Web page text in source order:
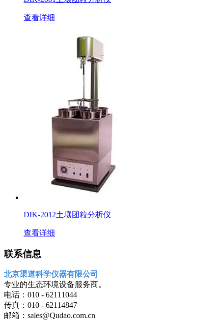
查看详细
DIK-2012土壤团粒分析仪
查看详细
联系信息
北京渠道科学仪器有限公司
专业的生态环境设备服务商。
电话：010 - 62111044
传真：010 - 62114847
邮箱：sales@Qudao.com.cn